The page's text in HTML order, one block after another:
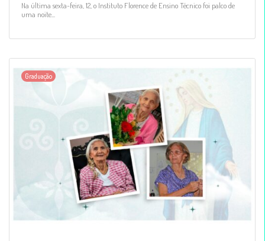
Na última sexta-feira, 12, o Instituto Florence de Ensino Técnico foi palco de
uma noite...
Graduação